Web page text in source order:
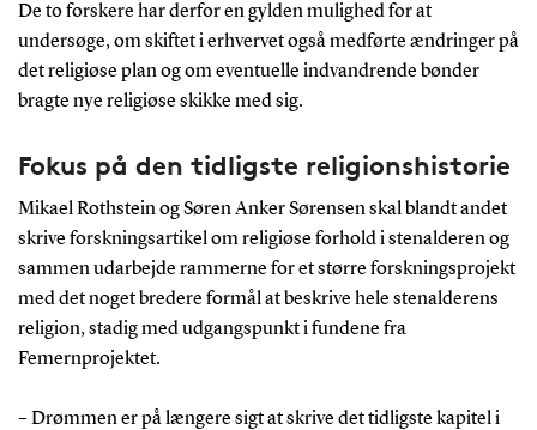
De to forskere har derfor en gylden mulighed for at
undersøge, om skiftet i erhvervet også medførte ændringer på
det religiøse plan og om eventuelle indvandrende bønder
bragte nye religiøse skikke med sig.
Fokus på den tidligste religionshistorie
Mikael Rothstein og Søren Anker Sørensen skal blandt andet
skrive forskningsartikel om religiøse forhold i stenalderen og
sammen udarbejde rammerne for et større forskningsprojekt
med det noget bredere formål at beskrive hele stenalderens
religion, stadig med udgangspunkt i fundene fra
Femernprojektet.
– Drømmen er på længere sigt at skrive det tidligste kapitel i